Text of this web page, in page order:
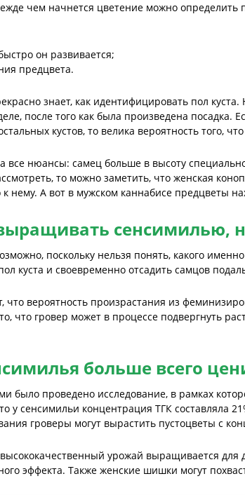
чем начнется цветение можно определить
он развивается;
предцвета.
знает, как идентифицировать пол
после того как была произведена посадка.
кустов, то велика вероятность того,
все нюансы: самец больше в высоту
то можно заметить, что женская
нему. А вот в мужском каннабисе предцветы
сенсимилью,
поскольку нельзя понять, какого
куста и своевременно отсадить самцов
что вероятность произрастания из
что гровер может в процессе подвергнуть
больше всего
было проведено исследование, в рамках
у сенсимильи концентрация ТГК составляла
гроверы могут вырастить пустоцветы с
урожай выращивается для
эффекта. Также женские шишки могут